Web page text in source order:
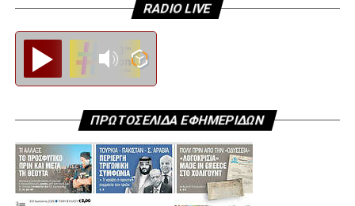
RADIO LIVE
ΠΡΩΤΟΣΕΛΙΔΑ ΕΦΗΜΕΡΙΔΩΝ